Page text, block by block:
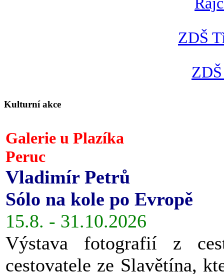
ZDŠ
Kulturní akce
Galerie u Plazíka
Peruc
Vladimír Petrů
Sólo na kole po Evropě
15.8. - 31.10.2026
Výstava fotografií z
cestovatele ze Slavětína,